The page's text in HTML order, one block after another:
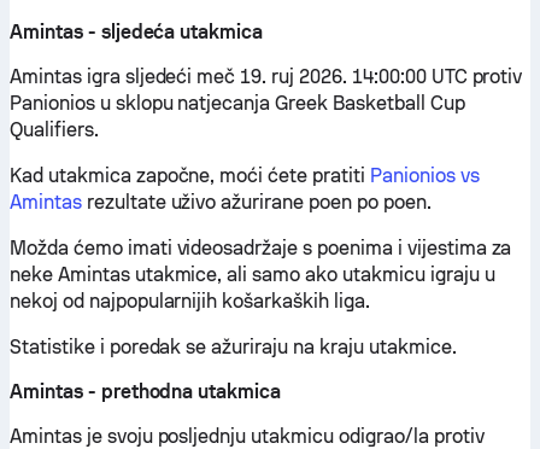
Amintas - sljedeća utakmica
Amintas igra sljedeći meč 19. ruj 2026. 14:00:00 UTC protiv
Panionios u sklopu natjecanja Greek Basketball Cup
Qualifiers.
Kad utakmica započne, moći ćete pratiti Panionios vs
Amintasrezultate uživo ažurirane poen po poen.
Možda ćemo imati videosadržaje s poenima i vijestima za
neke Amintas utakmice, ali samo ako utakmicu igraju u
nekoj od najpopularnijih košarkaških liga.
Statistike i poredak se ažuriraju na kraju utakmice.
Amintas - prethodna utakmica
Amintas je svoju posljednju utakmicu odigrao/la protiv